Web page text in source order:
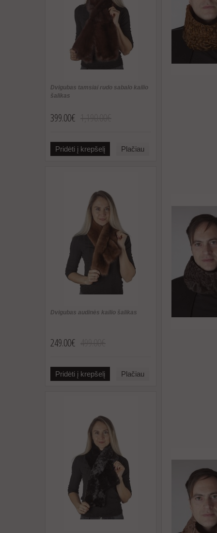
Dvigubas tamsiai rudo sabalo kailio
šalikas
399.00€
Pridėti į krepšelį Plačiau
Dvigubas audinės kailio šalikas
249.00€
Pridėti į krepšelį Plačiau